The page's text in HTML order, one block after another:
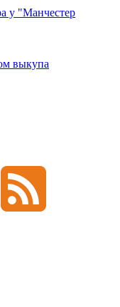
у "Манчестер
выкупа